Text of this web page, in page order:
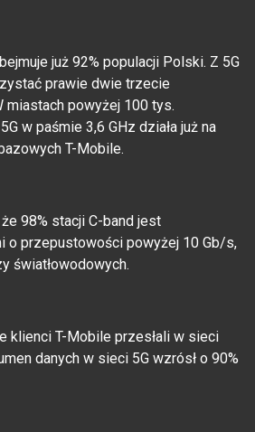
już 92% populacji Polski. Z 5G
prawie dwie trzecie
miastach powyżej 100 tys.
w paśmie 3,6 GHz działa już na
T-Mobile.
98% stacji C-band jest
o przepustowości powyżej 10 Gb/s,
światłowodowych.
klienci T-Mobile przesłali w sieci
danych w sieci 5G wzrósł o 90%